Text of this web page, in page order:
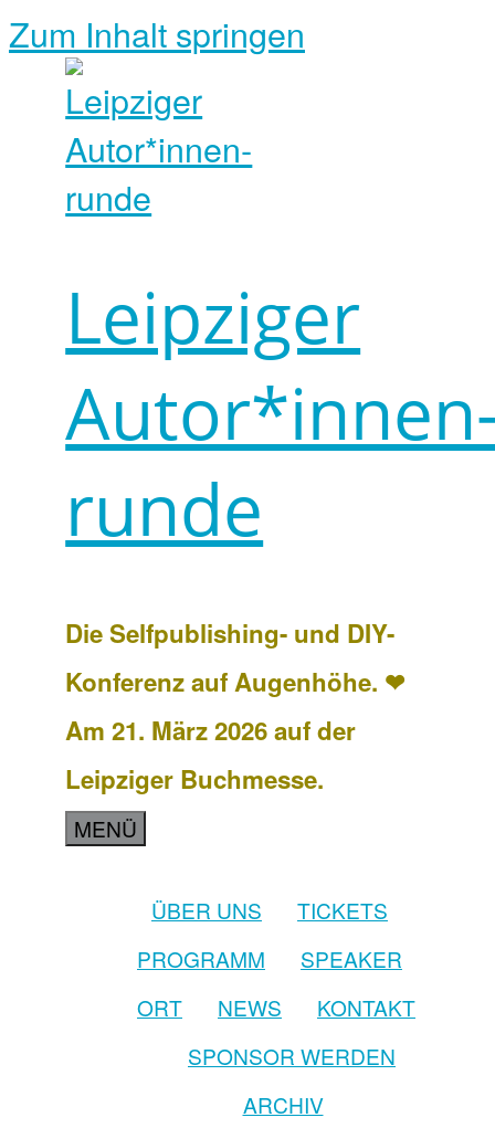
Zum Inhalt springen
Leipziger
runde
Die Selfpublishing- und DIY-
Konferenz auf Augenhöhe. ❤
Am 21. März 2026 auf der
Leipziger Buchmesse.
MENÜ
ÜBER UNS
TICKETS
PROGRAMM
SPEAKER
ORT
NEWS
KONTAKT
SPONSOR WERDEN
ARCHIV